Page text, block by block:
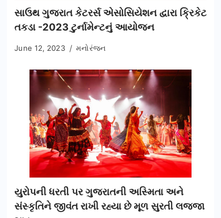
સાઉથ ગુજરાત કેટરર્સ એસોસિયેશન દ્વારા ક્રિકેટ
તકડા -2023 ટુર્નામેન્ટનું આયોજન
June 12, 2023 મનોરંજન
યુરોપની ધરતી પર ગુજરાતની અસ્મિતા અને
સંસ્કૃતિને જીવંત રાખી રહ્યા છે મૂળ સુરતી લજ્જા